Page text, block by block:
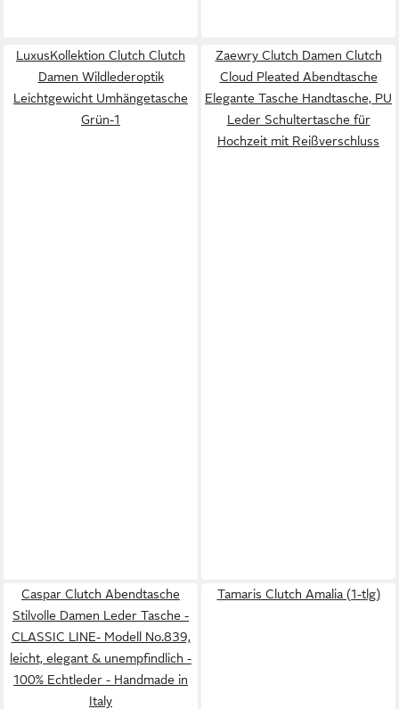
LuxusKollektion Clutch Clutch
Damen Wildlederoptik
Leichtgewicht Umhängetasche
Grün-1
Zaewry Clutch Damen Clutch
Cloud Pleated Abendtasche
Elegante Tasche Handtasche, PU
Leder Schultertasche für
Hochzeit mit Reißverschluss
Caspar Clutch Abendtasche
Stilvolle Damen Leder Tasche -
CLASSIC LINE- Modell No.839,
leicht, elegant & unempfindlich -
100% Echtleder - Handmade in
Italy
Tamaris Clutch Amalia (1-tlg)